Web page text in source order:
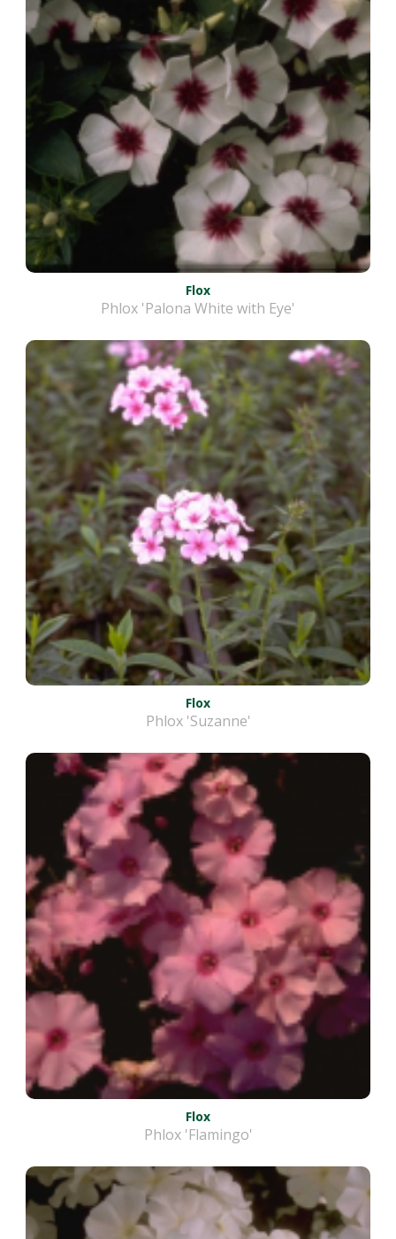
Flox
Phlox 'Palona White with Eye'
Flox
Phlox 'Suzanne'
Flox
Phlox 'Flamingo'